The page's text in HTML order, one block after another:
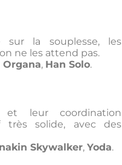
sur la souplesse, les
ne les attend pas.
Organa, Han Solo.
leur coordination
très solide, avec des
Skywalker,Yoda.